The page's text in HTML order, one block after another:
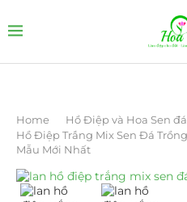
Home Hồ Điệp và Hoa Sen đá
Hồ Điệp Trắng Mix Sen Đá
Mẫu Mới Nhất